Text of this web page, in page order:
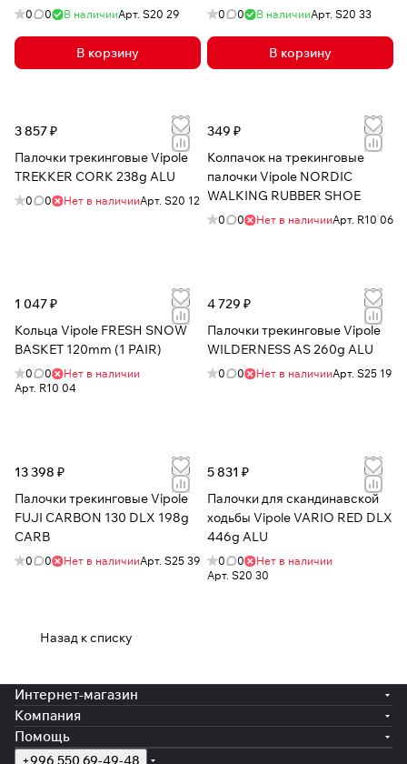
CARB
0 0 В наличииАрт. S20 29
В корзину
0 0 В наличииАрт. S20 33
В корзину
3 857 ₽
Палочки трекинговые Vipole
TREKKER CORK 238g ALU
0 0 Нет в наличииАрт. S20 12
349 ₽
Колпачок на трекинговые
палочки Vipole NORDIC
WALKING RUBBER SHOE
0 0 Нет в наличииАрт. R10 06
1 047 ₽
Кольца Vipole FRESH SNOW
BASKET 120mm (1 PAIR)
0 0
Нет в наличии
Арт. R10 04
4 729 ₽
Палочки трекинговые Vipole
WILDERNESS AS 260g ALU
0 0 Нет в наличииАрт. S25 19
13 398 ₽
Палочки трекинговые Vipole
FUJI CARBON 130 DLX 198g
CARB
0 0 Нет в наличииАрт. S25 39
5 831 ₽
Палочки для скандинавской
ходьбы Vipole VARIO RED DLX
446g ALU
0 0
Нет в наличии
Арт. S20 30
Назад к списку
Интернет-магазин
Компания
Помощь
+996 550 69-49-48